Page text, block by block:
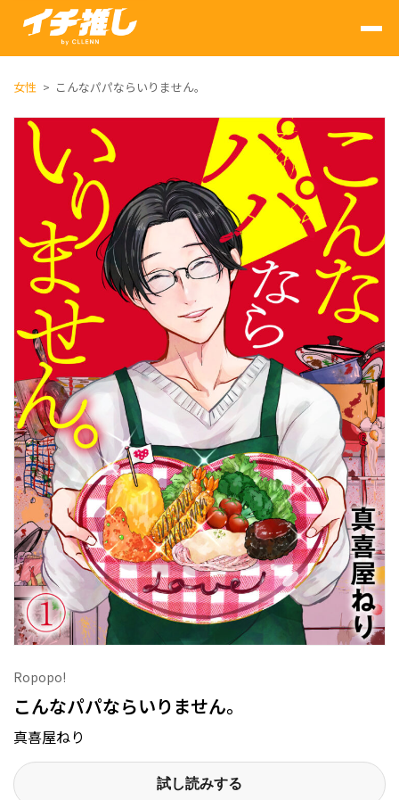
女性 こんなパパならいりません。
Ropopo!
こんなパパならいりません。
真喜屋ねり
試し読みする